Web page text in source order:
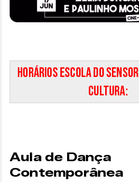
Horários Escola do
Cultura:
Aula de Dança
Contemporânea